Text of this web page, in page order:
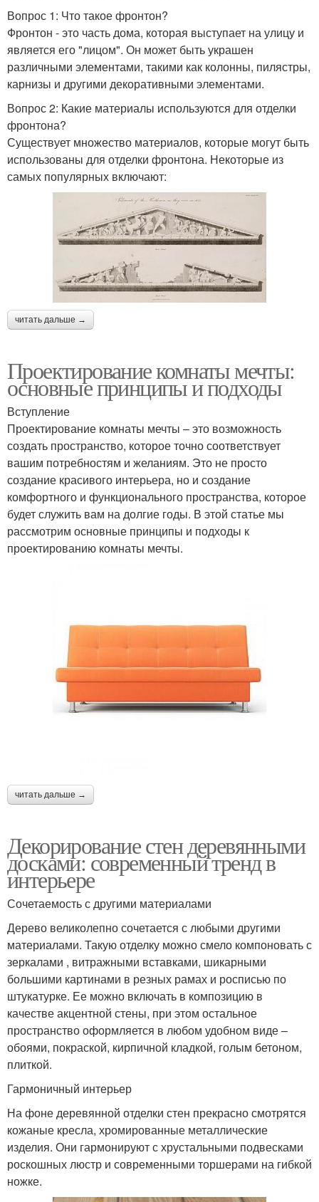
Вопрос 1: Что такое фронтон?
Фронтон - это часть дома, которая выступает на улицу и
является его "лицом". Он может быть украшен
различными элементами, такими как колонны, пилястры,
карнизы и другими декоративными элементами.
Вопрос 2: Какие материалы используются для отделки
фронтона?
Существует множество материалов, которые могут быть
использованы для отделки фронтона. Некоторые из
самых популярных включают:
читать дальше →
Проектирование комнаты мечты:
основные принципы и подходы
Вступление
Проектирование комнаты мечты – это возможность
создать пространство, которое точно соответствует
вашим потребностям и желаниям. Это не просто
создание красивого интерьера, но и создание
комфортного и функционального пространства, которое
будет служить вам на долгие годы. В этой статье мы
рассмотрим основные принципы и подходы к
проектированию комнаты мечты.
читать дальше →
Декорирование стен деревянными
досками: современный тренд в
интерьере
Сочетаемость с другими материалами
Дерево великолепно сочетается с любыми другими
материалами. Такую отделку можно смело компоновать с
зеркалами , витражными вставками, шикарными
большими картинами в резных рамах и росписью по
штукатурке. Ее можно включать в композицию в
качестве акцентной стены, при этом остальное
пространство оформляется в любом удобном виде –
обоями, покраской, кирпичной кладкой, голым бетоном,
плиткой.
Гармоничный интерьер
На фоне деревянной отделки стен прекрасно смотрятся
кожаные кресла, хромированные металлические
изделия. Они гармонируют с хрустальными подвесками
роскошных люстр и современными торшерами на гибкой
ножке.